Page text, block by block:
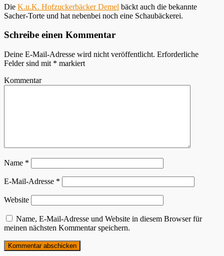
Die K.u.K. Hofzuckerbäcker Demel bäckt auch die bekannte
Sacher-Torte und hat nebenbei noch eine Schaubäckerei.
Schreibe einen Kommentar
Deine E-Mail-Adresse wird nicht veröffentlicht. Erforderliche
Felder sind mit * markiert
Kommentar
Name *
E-Mail-Adresse *
Website
Name, E-Mail-Adresse und Website in diesem Browser für
meinen nächsten Kommentar speichern.